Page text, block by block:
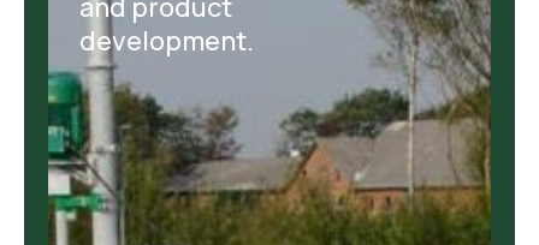
and product
development.